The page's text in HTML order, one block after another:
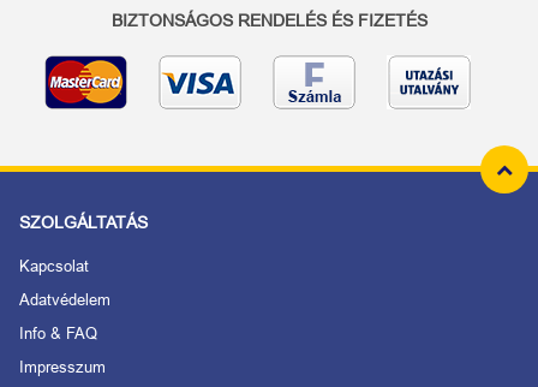
BIZTONSÁGOS RENDELÉS ÉS FIZETÉS
SZOLGÁLTATÁS
Kapcsolat
Adatvédelem
Info & FAQ
Impresszum